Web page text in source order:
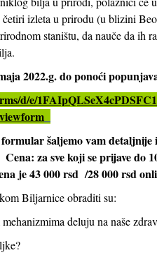
izleta u prirodu (u blizini
staništu, da nauče da ih
2022.g. do ponoći
d/e/
šaljemo vam
za sve koji se prijave do
je 43 000 rsd /28 000 rsd
Biljarnice obraditi su:
deluju na naše